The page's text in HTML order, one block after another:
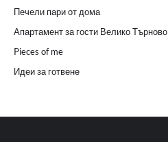
Печели пари от дома
Апартамент за гости Велико Търново
Pieces of me
Идеи за готвене